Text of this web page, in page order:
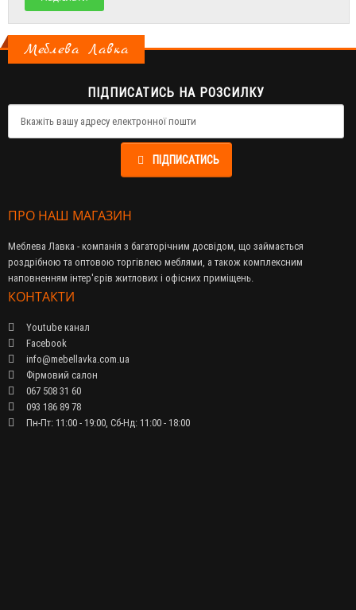
Меблева Лавка
ПІДПИСАТИСЬ НА РОЗСИЛКУ
ПІДПИСАТИСЬ
ПРО НАШ МАГАЗИН
Меблева Лавка - компанія з багаторічним досвідом, що займається
роздрібною та оптовою торгівлею меблями, а також комплексним
наповненням інтер'єрів житлових і офісних приміщень.
КОНТАКТИ
Youtube канал
Facebook
info@mebellavka.com.ua
Фірмовий салон
067 508 31 60
093 186 89 78
Пн-Пт: 11:00 - 19:00, Сб-Нд: 11:00 - 18:00